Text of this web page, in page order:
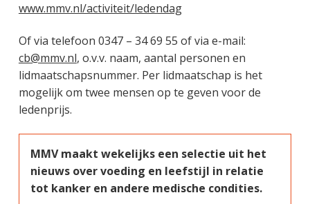
www.mmv.nl/activiteit/ledendag
Of via telefoon 0347 – 34 69 55 of via e-mail:
cb@mmv.nl, o.v.v. naam, aantal personen en
lidmaatschapsnummer. Per lidmaatschap is het
mogelijk om twee mensen op te geven voor de
ledenprijs.
MMV maakt wekelijks een selectie uit het
nieuws over voeding en leefstijl in relatie
tot kanker en andere medische condities.